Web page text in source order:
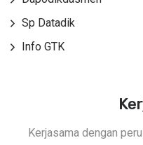
Sp Datadik
Info GTK
Kerjasama dengan